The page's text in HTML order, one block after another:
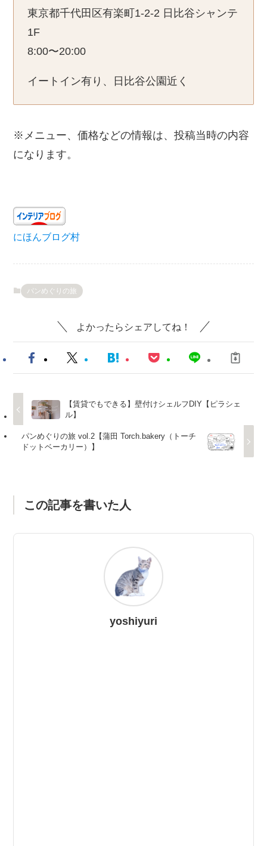
東京都千代田区有楽町1-2-2 日比谷シャンテ
1F
8:00〜20:00
イートイン有り、日比谷公園近く
※メニュー、価格などの情報は、投稿当時の内容
になります。
にほんブログ村
パンめぐりの旅
よかったらシェアしてね！
【賃貸でもできる】壁付けシェルフDIY【ピラシェ
ル】
パンめぐりの旅 vol.2【蒲田 Torch.bakery（トーチ
ドットベーカリー）】
この記事を書いた人
yoshiyuri